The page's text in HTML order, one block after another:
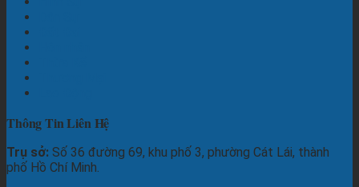
Thông Tin Liên Hệ
Trụ sở: Số 36 đường 69, khu phố 3, phường Cát Lái, thành
phố Hồ Chí Minh.